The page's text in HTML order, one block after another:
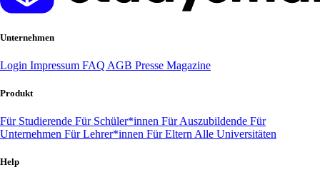
Unternehmen
Login Impressum FAQ AGB Presse Magazine
Produkt
Für Studierende Für Schüler*innen Für Auszubildende Für
Unternehmen Für Lehrer*innen Für Eltern Alle Universitäten
Help